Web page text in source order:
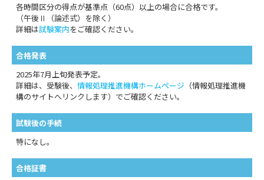
各時間区分の得点が基準点（60点）以上の場合に合格です。
（午後Ⅱ（論述式）を除く）
詳細は試験案内をご確認ください。
合格発表
2025年7月上旬発表予定。
詳細は、受験後、 情報処理推進機構ホームページ （情報処理推進機
構のサイトへリンクします）でご確認ください。
試験後の手続
特になし。
合格証書